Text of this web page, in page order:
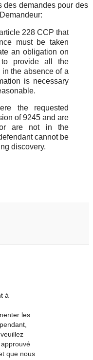
des demandes pour des
228 CCP that
must be taken
an obligation on
provide all the
the absence of a
is necessary
the requested
of 9245 and are
are not in the
cannot be
discovery.
à
les
que nous